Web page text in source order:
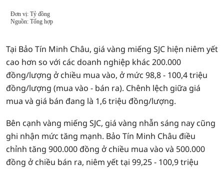
Tại Bảo Tín Minh Châu, giá vàng miếng SJC hiện niêm yết
cao hơn so với các doanh nghiệp khác 200.000
đồng/lượng ở chiều mua vào, ở mức 98,8 - 100,4 triệu
đồng/lượng (mua vào - bán ra). Chênh lệch giữa giá
mua và giá bán đang là 1,6 triệu đồng/lượng.
Bên cạnh vàng miếng SJC, giá vàng nhẫn sáng nay cũng
ghi nhận mức tăng mạnh. Bảo Tín Minh Châu điều
chỉnh tăng 900.000 đồng ở chiều mua vào và 500.000
đồng ở chiều bán ra, niêm yết tại 99,25 - 100,9 triệu